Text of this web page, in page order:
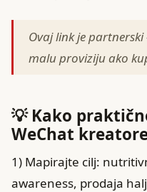
Ovaj link je
malu proviziju ako
💡 Kako
WeChat
1) Mapirajte cilj:
awareness, prodaja